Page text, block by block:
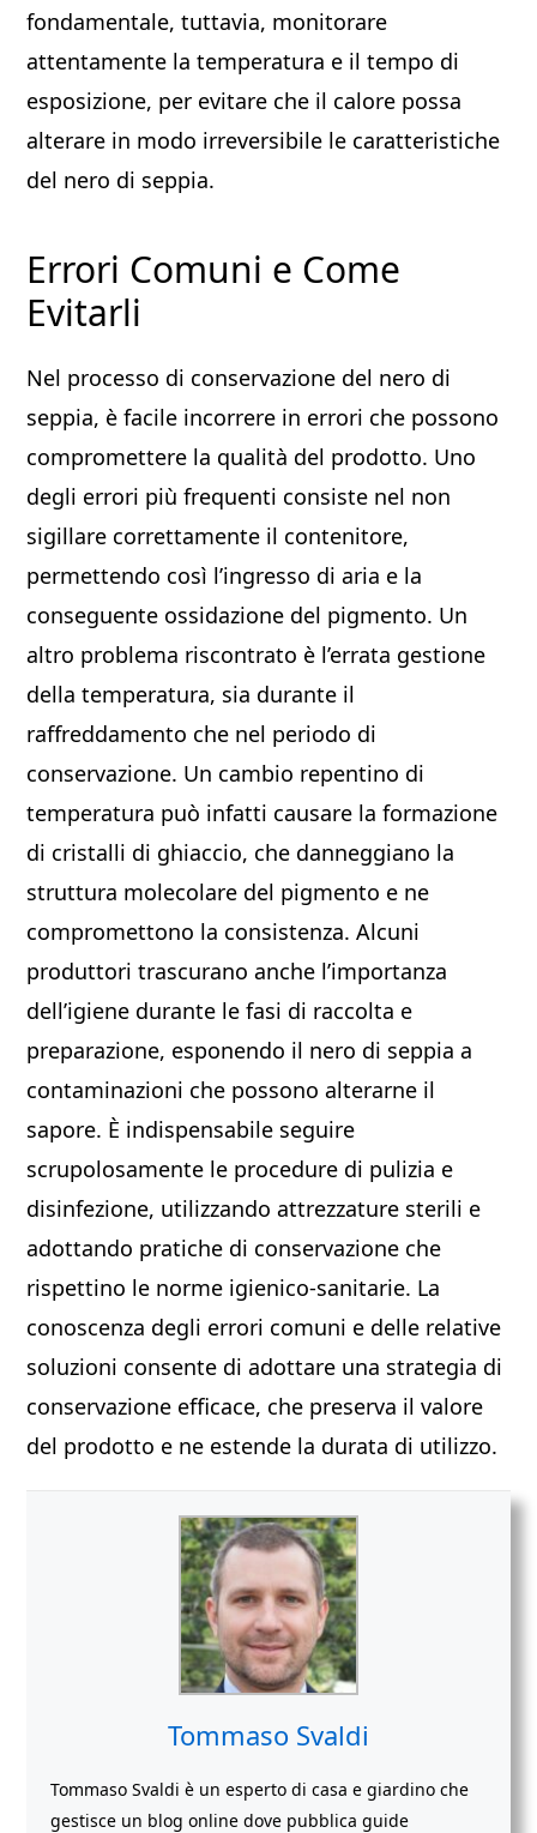
fondamentale, tuttavia, monitorare
attentamente la temperatura e il tempo di
esposizione, per evitare che il calore possa
alterare in modo irreversibile le caratteristiche
del nero di seppia.
Errori Comuni e Come
Evitarli
Nel processo di conservazione del nero di
seppia, è facile incorrere in errori che possono
compromettere la qualità del prodotto. Uno
degli errori più frequenti consiste nel non
sigillare correttamente il contenitore,
permettendo così l’ingresso di aria e la
conseguente ossidazione del pigmento. Un
altro problema riscontrato è l’errata gestione
della temperatura, sia durante il
raffreddamento che nel periodo di
conservazione. Un cambio repentino di
temperatura può infatti causare la formazione
di cristalli di ghiaccio, che danneggiano la
struttura molecolare del pigmento e ne
compromettono la consistenza. Alcuni
produttori trascurano anche l’importanza
dell’igiene durante le fasi di raccolta e
preparazione, esponendo il nero di seppia a
contaminazioni che possono alterarne il
sapore. È indispensabile seguire
scrupolosamente le procedure di pulizia e
disinfezione, utilizzando attrezzature sterili e
adottando pratiche di conservazione che
rispettino le norme igienico-sanitarie. La
conoscenza degli errori comuni e delle relative
soluzioni consente di adottare una strategia di
conservazione efficace, che preserva il valore
del prodotto e ne estende la durata di utilizzo.
Tommaso Svaldi
Tommaso Svaldi è un esperto di casa e giardino che
gestisce un blog online dove pubblica guide